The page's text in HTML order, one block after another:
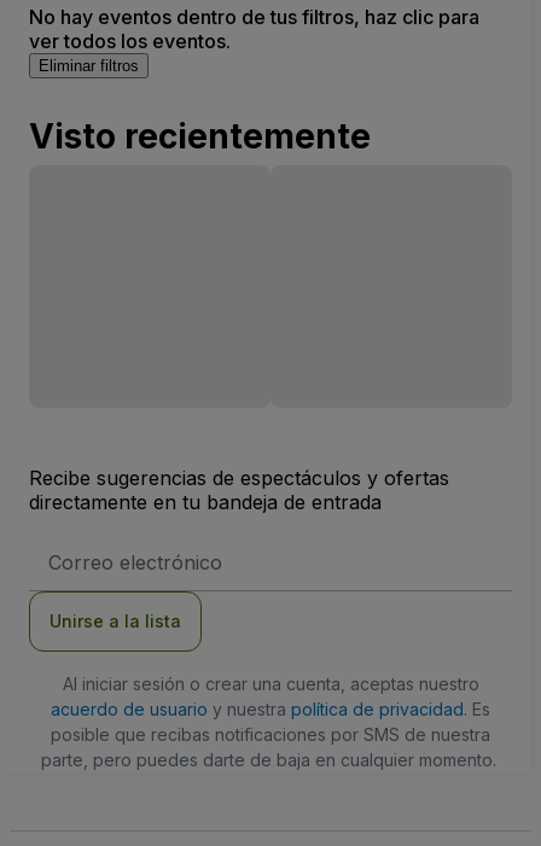
No hay eventos dentro de tus filtros, haz clic para
ver todos los eventos.
Eliminar filtros
Visto recientemente
Recibe sugerencias de espectáculos y ofertas
directamente en tu bandeja de entrada
de
Unirse a la lista
Al iniciar sesión o crear una cuenta, aceptas nuestro
acuerdo de usuario y nuestra política de privacidad. Es
posible que recibas notificaciones por SMS de nuestra
parte, pero puedes darte de baja en cualquier momento.